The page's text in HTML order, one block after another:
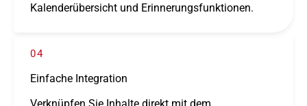
Kalenderübersicht und Erinnerungsfunktionen.
04
Einfache Integration